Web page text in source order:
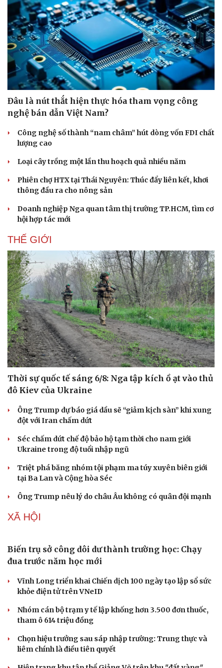
Doanh nghiệp
Thông tin doanh nghiệp
Doanh nghiệp 24h
Doanh nhân
Vì cộng đồng
Công nghệ
Sành điệu
Tin Công nghệ
Trải nghiệm
Chuyển đổi số
Sức khỏe
Dinh dưỡng - món ngon
Cây thuốc
Đời sống
Blog
Đâu là nút thắt hiện thực hóa tham vọng công
nghệ bán dẫn Việt Nam?
Công nghệ số thành “nam châm” hút dòng vốn FDI chất
lượng cao
Loại cây trồng một lần thu hoạch quả nhiều năm
Phiên chợ HTX tại Thái Nguyên: Thúc đẩy liên kết, khơi
thông đầu ra cho nông sản
Doanh nghiệp Nga quan tâm thị trường TP.HCM, tìm cơ
hội hợp tác mới
THẾ GIỚI
Thời sự quốc tế sáng 6/8: Nga tập kích ồ ạt vào thủ
đô Kiev của Ukraine
Ông Trump dự báo giá dầu sẽ “giảm kịch sàn” khi xung
đột với Iran chấm dứt
Séc chấm dứt chế độ bảo hộ tạm thời cho nam giới
Ukraine trong độ tuổi nhập ngũ
Triệt phá băng nhóm tội phạm ma túy xuyên biên giới
tại Ba Lan và Cộng hòa Séc
Ông Trump nêu lý do châu Âu không có quân đội mạnh
XÃ HỘI
Biến trụ sở công dôi dư thành trường học: Chạy